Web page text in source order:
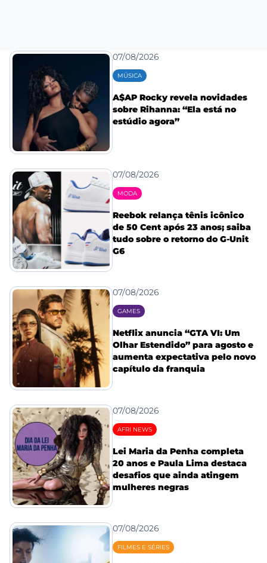
07/08/2026
MÚSICA
A$AP Rocky revela novidades
sobre Rihanna: “Ela está no
estúdio agora”
07/08/2026
MODA
Reebok relança tênis icônico
de 50 Cent após 23 anos; saiba
tudo sobre o retorno do G-Unit
G6
07/08/2026
GAMES
Netflix anuncia “GTA VI: Um
Olhar Estendido” para agosto e
aumenta expectativa pelo novo
capítulo da franquia
07/08/2026
AFRI NEWS
Lei Maria da Penha completa
20 anos e Paula Lima destaca
desafios que ainda atingem
mulheres negras
07/08/2026
FILMES E SÉRIES